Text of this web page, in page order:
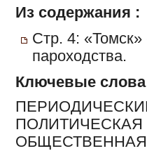
Из содержания :
Стр. 4:
пароходства.
Ключевые слова